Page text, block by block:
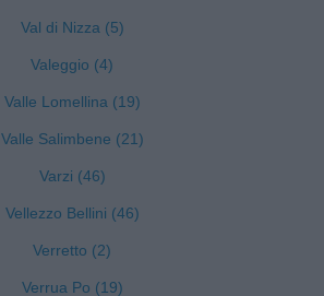
Val di Nizza (5)
Valeggio (4)
Valle Lomellina (19)
Valle Salimbene (21)
Varzi (46)
Vellezzo Bellini (46)
Verretto (2)
Verrua Po (19)